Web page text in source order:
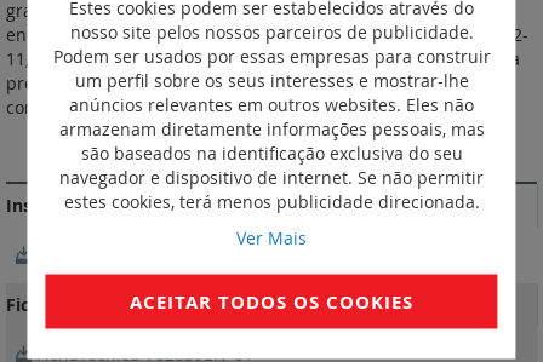
grandezas (conforme as referências): corrente, energia ativa,
energia reativa e potência. De acordo com as normas IEC 62052-
11, IEC 62053-21/23, IEC 61010-1. MID: certificação garantindo a
precisão da contagem com vista à refaturação da energia
consumida.
MAIS INFORMAÇÃO
Instruções de instalação e documentos relacionados
Fichas Técnicas
FichaTécnica_F02839EN_01
Estes cookies podem ser estabelecidos através do
nosso site pelos nossos parceiros de publicidade.
Podem ser usados por essas empresas para construir
um perfil sobre os seus interesses e mostrar-lhe
anúncios relevantes em outros websites. Eles não
armazenam diretamente informações pessoais, mas
são baseados na identificação exclusiva do seu
navegador e dispositivo de internet. Se não permitir
estes cookies, terá menos publicidade direcionada.
Ver Mais
ACEITAR TODOS OS COOKIES